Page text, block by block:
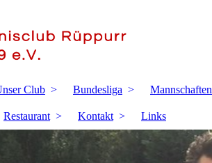
Club Bundesliga Mannschaften
Restaurant Kontakt Links